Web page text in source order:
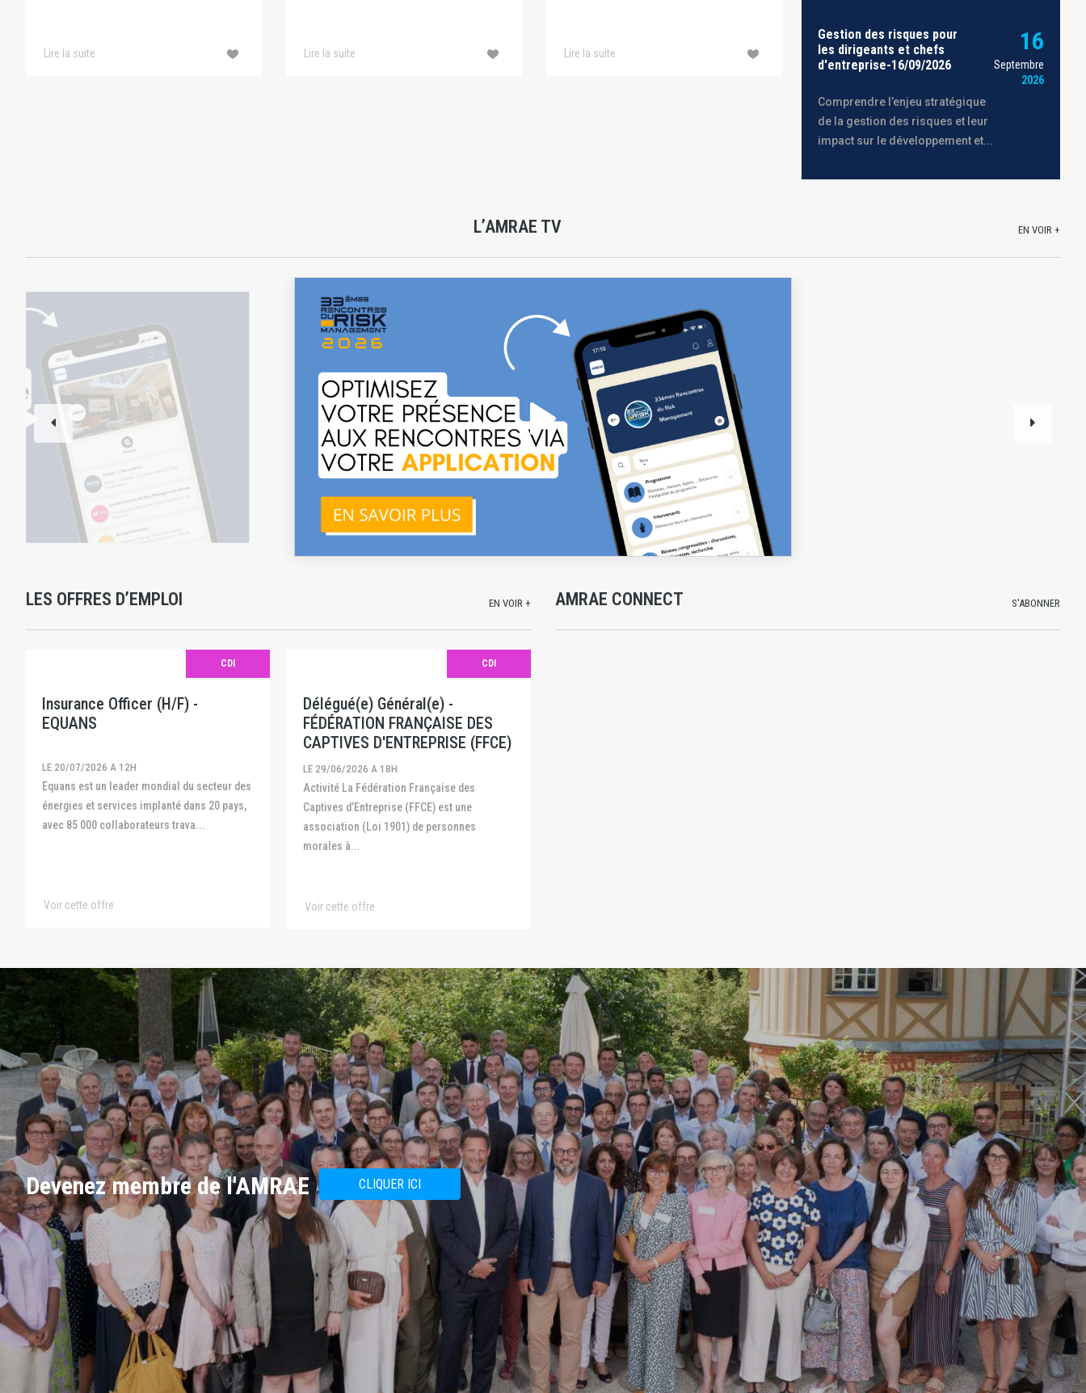
Lire la suite Lire la suite Lire la suite
Gestion des risques pour
les dirigeants et chefs
d'entreprise-16/09/2026
Comprendre l’enjeu stratégique
de la gestion des risques et leur
impact sur le développement et...
16
Septembre
2026
L’AMRAE TV EN VOIR +
LES OFFRES D’EMPLOI EN VOIR +
CDI
Insurance Officer (H/F) -
EQUANS
LE 20/07/2026 A 12H
Equans est un leader mondial du secteur des
énergies et services implanté dans 20 pays,
avec 85 000 collaborateurs trava...
Voir cette offre
CDI
Délégué(e) Général(e) -
FÉDÉRATION FRANÇAISE DES
CAPTIVES D'ENTREPRISE (FFCE)
LE 29/06/2026 A 18H
Activité La Fédération Française des
Captives d’Entreprise (FFCE) est une
association (Loi 1901) de personnes
morales à...
Voir cette offre
AMRAE CONNECT S'ABONNER
Devenez membre de l'AMRAE CLIQUER ICI